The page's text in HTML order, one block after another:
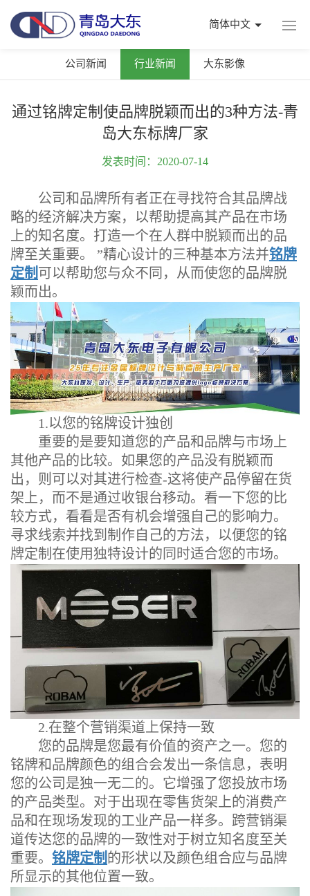
简体中文
公司新闻 行业新闻 大东影像
通过铭牌定制使品牌脱颖而出的3种方法-青
岛大东标牌厂家
发表时间：2020-07-14
公司和品牌所有者正在寻找符合其品牌战
略的经济解决方案，以帮助提高其产品在市场
上的知名度。打造一个在人群中脱颖而出的品
牌至关重要。 ”精心设计的三种基本方法并铭牌
定制 可以帮助您与众不同，从而使您的品牌脱
颖而出。
1.以您的铭牌设计独创
重要的是要知道您的产品和品牌与市场上
其他产品的比较。如果您的产品没有脱颖而
出，则可以对其进行检查-这将使产品停留在货
架上，而不是通过收银台移动。看一下您的比
较方式，看看是否有机会增强自己的影响力。
寻求线索并找到制作自己的方法，以便您的铭
牌定制在使用独特设计的同时适合您的市场。
2.在整个营销渠道上保持一致
您的品牌是您最有价值的资产之一。您的
铭牌和品牌颜色的组合会发出一条信息，表明
您的公司是独一无二的。它增强了您投放市场
的产品类型。对于出现在零售货架上的消费产
品和在现场发现的工业产品一样多。跨营销渠
道传达您的品牌的一致性对于树立知名度至关
重要。 铭牌定制的形状以及颜色组合应与品牌
所显示的其他位置一致。